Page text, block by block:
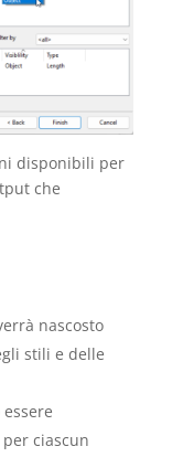
disponibili per
che
nascosto
stili e delle
ciascun